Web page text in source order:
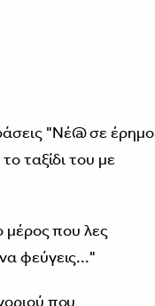
"Νέ@ σε έρημο
ταξίδι του με
μέρος που λες
φεύγεις..."
που